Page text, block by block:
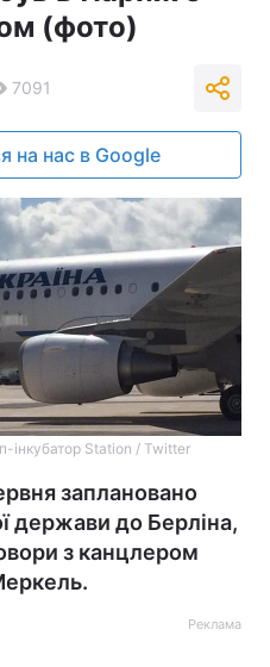
(фото)
7091
на нас в Google
інкубатор Station / Twitter
заплановано
держави до Берліна,
з канцлером
Реклама